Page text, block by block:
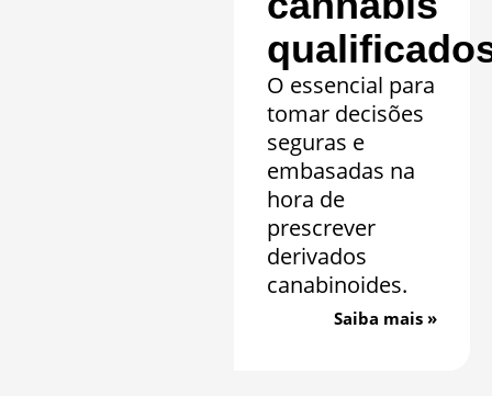
O essencial para
tomar decisões
seguras e
embasadas na
hora de
prescrever
derivados
canabinoides.
Saiba mais »